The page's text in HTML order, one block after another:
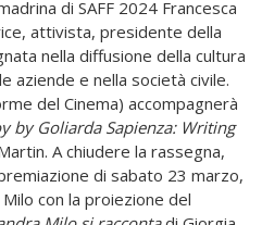
di SAFF 2024 Francesca
attivista, presidente della
nella diffusione della cultura
aziende e nella società civile.
del Cinema) accompagnerà
by Goliarda Sapienza: Writing
A chiudere la rassegna,
di sabato 23 marzo,
con la proiezione del